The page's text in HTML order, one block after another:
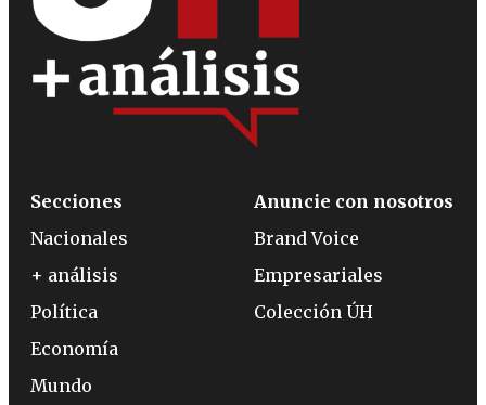
Secciones
Nacionales
+ análisis
Política
Economía
Mundo
Anuncie con nosotros
Brand Voice
Empresariales
Colección ÚH